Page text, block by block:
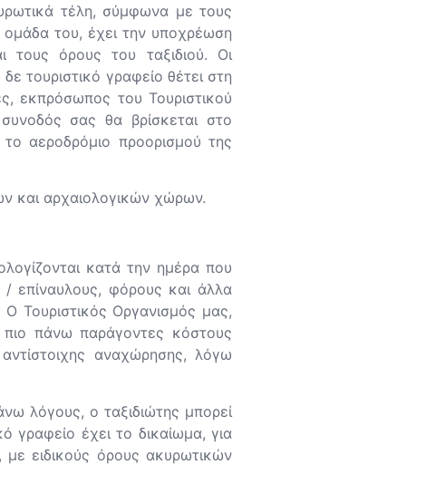
τέλη, σύμφωνα με τους
του, έχει την υποχρέωση
τους όρους του ταξιδιού. Οι
τουριστικό γραφείο θέτει στη
εκπρόσωπος του Τουριστικού
σας θα βρίσκεται στο
αεροδρόμιο προορισμού της
και αρχαιολογικών χώρων.
κατά την ημέρα που
/ επίναυλους, φόρους και άλλα
Τουριστικός Οργανισμός μας,
πιο πάνω παράγοντες κόστους
αναχώρησης, λόγω
λόγους, ο ταξιδιώτης μπορεί
γραφείο έχει το δικαίωμα, για
με ειδικούς όρους ακυρωτικών